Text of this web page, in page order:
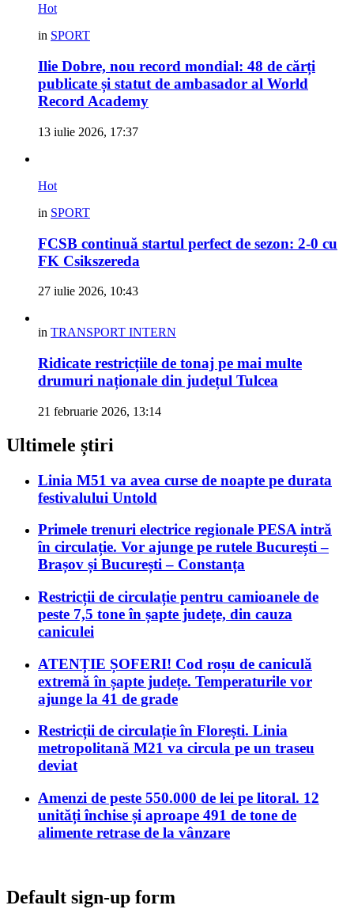
Hot
in SPORT
Ilie Dobre, nou record mondial: 48 de cărți
publicate și statut de ambasador al World
Record Academy
13 iulie 2026, 17:37
Hot
in SPORT
FCSB continuă startul perfect de sezon: 2-0 cu
FK Csikszereda
27 iulie 2026, 10:43
in TRANSPORT INTERN
Ridicate restricțiile de tonaj pe mai multe
drumuri naționale din județul Tulcea
21 februarie 2026, 13:14
Ultimele știri
Linia M51 va avea curse de noapte pe durata
festivalului Untold
Primele trenuri electrice regionale PESA intră
în circulație. Vor ajunge pe rutele București –
Brașov și București – Constanța
Restricții de circulație pentru camioanele de
peste 7,5 tone în șapte județe, din cauza
caniculei
ATENȚIE ȘOFERI! Cod roșu de caniculă
extremă în șapte județe. Temperaturile vor
ajunge la 41 de grade
Restricții de circulație în Florești. Linia
metropolitană M21 va circula pe un traseu
deviat
Amenzi de peste 550.000 de lei pe litoral. 12
unități închise și aproape 491 de tone de
alimente retrase de la vânzare
Default sign-up form